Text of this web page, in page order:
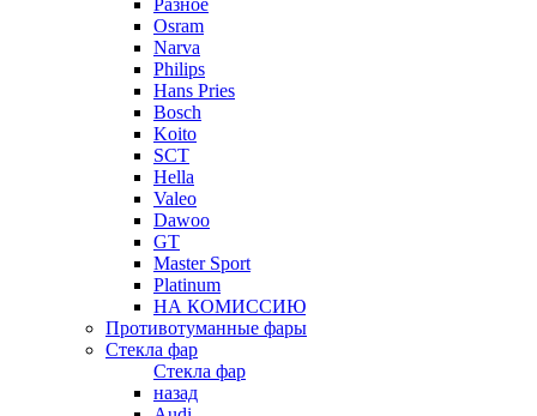
Разное
Osram
Narva
Philips
Hans Pries
Bosch
Koito
SCT
Hella
Valeo
Dawoo
GT
Master Sport
Platinum
НА КОМИССИЮ
Противотуманные фары
Стекла фар
Стекла фар
назад